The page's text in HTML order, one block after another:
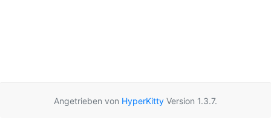
Angetrieben von HyperKitty Version 1.3.7.